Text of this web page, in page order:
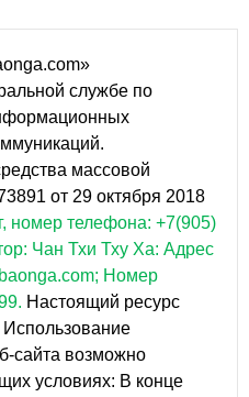
службе по
массовой
от 29 октября 2018
номер телефона: +7(905)
Чан Тхи Тху Ха: Адрес
Номер
Настоящий ресурс
сайта возможно
условиях: В конце